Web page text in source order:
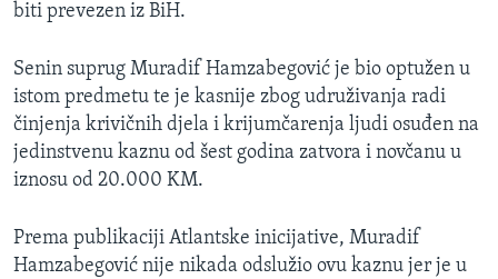
biti prevezen iz BiH.
Senin suprug Muradif Hamzabegović je bio optužen u
istom predmetu te je kasnije zbog udruživanja radi
činjenja krivičnih djela i krijumčarenja ljudi osuđen na
jedinstvenu kaznu od šest godina zatvora i novčanu u
iznosu od 20.000 KM.
Prema publikaciji Atlantske inicijative, Muradif
Hamzabegović nije nikada odslužio ovu kaznu jer je u